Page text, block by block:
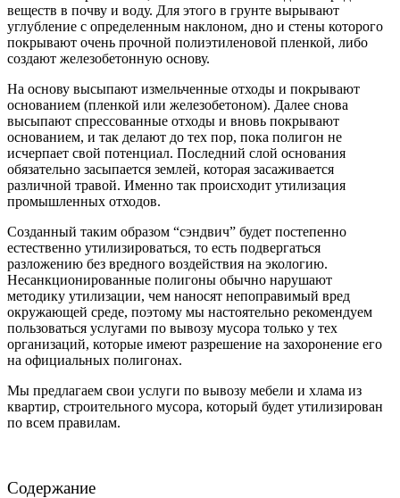
веществ в почву и воду. Для этого в грунте вырывают
углубление с определенным наклоном, дно и стены которого
покрывают очень прочной полиэтиленовой пленкой, либо
создают железобетонную основу.
На основу высыпают измельченные отходы и покрывают
основанием (пленкой или железобетоном). Далее снова
высыпают спрессованные отходы и вновь покрывают
основанием, и так делают до тех пор, пока полигон не
исчерпает свой потенциал. Последний слой основания
обязательно засыпается землей, которая засаживается
различной травой. Именно так происходит утилизация
промышленных отходов.
Созданный таким образом “сэндвич” будет постепенно
естественно утилизироваться, то есть подвергаться
разложению без вредного воздействия на экологию.
Несанкционированные полигоны обычно нарушают
методику утилизации, чем наносят непоправимый вред
окружающей среде, поэтому мы настоятельно рекомендуем
пользоваться услугами по вывозу мусора только у тех
организаций, которые имеют разрешение на захоронение его
на официальных полигонах.
Мы предлагаем свои услуги по вывозу мебели и хлама из
квартир, строительного мусора, который будет утилизирован
по всем правилам.
Содержание